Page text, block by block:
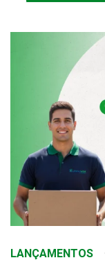
LANÇAMENTOS